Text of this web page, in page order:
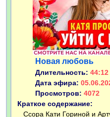
Новая любовь
Длительность: 44:12
Дата эфира:
Просмотров: 4072
Краткое содержание:
Ссора Кати Гориной и